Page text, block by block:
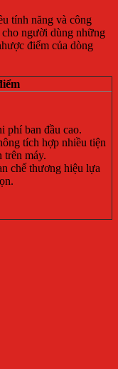
tính năng và công
người dùng những
điểm của dòng
phí ban đầu cao.
tích hợp nhiều tiện
trên máy.
chế thương hiệu lựa